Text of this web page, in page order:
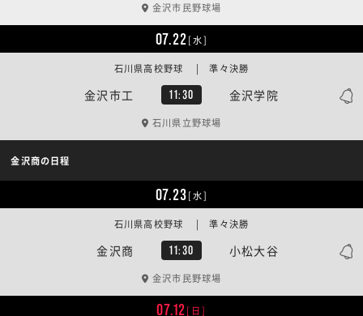
金沢市民野球場
07.22[水]
金沢市工 11:30 金沢学院
石川県高校野球 | 準々決勝
石川県立野球場
金沢商の日程
07.23[水]
金沢商 11:30 小松大谷
石川県高校野球 | 準々決勝
金沢市民野球場
07.12[日]